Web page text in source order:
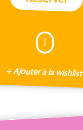
I
+ Ajouter à la wishlist